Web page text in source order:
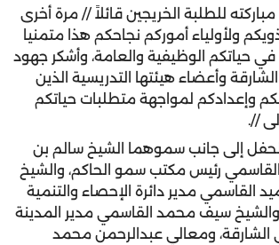
للطلبة الخريجين قائلاً // مرة أخرى
ولأولياء أموركم نجاحكم هذا متمنيا
في حياتكم الوظيفية والعامة، وأشكر جهود
وأعضاء هيئتها التدريسية الذين
وإعدادكم لمواجهة متطلبات حياتكم
//.
إلى جانب سموهما الشيخ سالم بن
رئيس مكتب سمو الحاكم، والشيخ
القاسمي مدير دائرة الإحصاء والتنمية
والشيخ سيف محمد القاسمي مدير المدينة
الشارقة، ومعالي عبدالرحمن محمد